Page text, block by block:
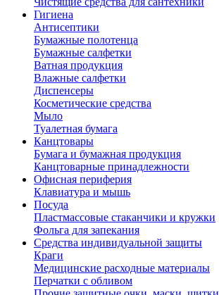
Гигиена
Антисептики
Бумажные полотенца
Бумажные салфетки
Ватная продукция
Влажные салфетки
Диспенсеры
Косметические средства
Мыло
Туалетная бумага
Канцтовары
Бумага и бумажная продукция
Канцтоварные принадлежности
Офисная периферия
Клавиатура и мышь
Посуда
Пластмассовые стаканчики и кружки
Фольга для запекания
Средства индивидуальной защиты
Краги
Медицинские расходные материалы
Перчатки с обливом